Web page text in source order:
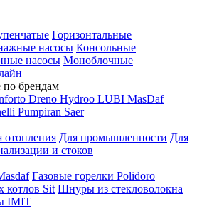
Горизонтальные
насосы Консольные
насосы Моноблочные
по брендам
Dreno Hydroo LUBI MasDaf
Pumpiran Saer
отопления Для промышленности Для
и стоков
Газовые горелки Polidoro
котлов Sit Шнуры из стекловолокна
IMIT